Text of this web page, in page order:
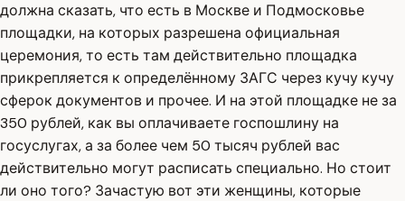
должна сказать, что есть в Москве и Подмосковье
площадки, на которых разрешена официальная
церемония, то есть там действительно площадка
прикрепляется к определённому ЗАГС через кучу кучу
сферок документов и прочее. И на этой площадке не за
350 рублей, как вы оплачиваете госпошлину на
госуслугах, а за более чем 50 тысяч рублей вас
действительно могут расписать специально. Но стоит
ли оно того? Зачастую вот эти женщины, которые